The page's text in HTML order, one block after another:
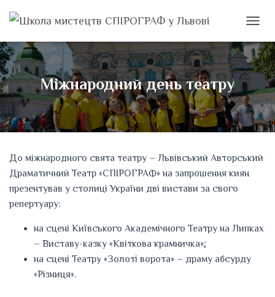
Міжнародний день театру
До міжнародного свята театру – Львівський Авторський
Драматичний Театр «СПІРОГРАФ» на запрошення киян
презентував у столиці України дві вистави за свого
репертуару:
на сцені Київського Академічного Театру на Липках
– Виставу-казку «Квіткова крамничка»;
на сцені Театру «Золоті ворота» – драму абсурду
«Різниця».